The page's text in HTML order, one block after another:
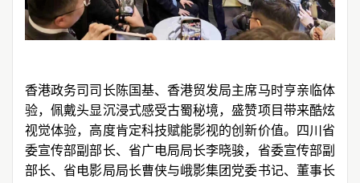
香港政务司司长陈国基、香港贸发局主席马时亨亲临体
验，佩戴头显沉浸式感受古蜀秘境，盛赞项目带来酷炫
视觉体验，高度肯定科技赋能影视的创新价值。四川省
委宣传部副部长、省广电局局长李晓骏，省委宣传部副
部长、省电影局局长曹侠与峨影集团党委书记、董事长